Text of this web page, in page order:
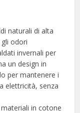
naturali di alta
odori
invernali per
un design in
per mantenere i
elettricità, senza
in cotone